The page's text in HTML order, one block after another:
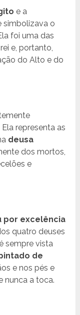
e a
simbolizava o
foi uma das
e, portanto,
do Alto e do
Ela representa as
deusa
dos mortos,
e
por excelência
quatro deuses
sempre vista
de
e nos pés e
nunca a toca.